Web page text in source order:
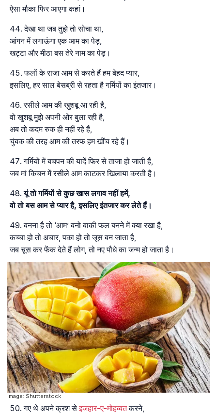
ऐसा मौका फिर आएगा कहां।
देखा था जब तुझे तो सोचा था,
आंगन में लगाऊंगा एक आम का पेड़,
खट्टा और मीठा बस तेरे नाम का पेड़।
फलों के राजा आम से करते हैं हम बेहद प्यार,
इसलिए, हर साल बेसब्री से रहता है गर्मियों का इंतजार।
रसीले आम की खुशबू आ रही है,
वो खुशबू मुझे अपनी ओर बुला रही है,
अब तो कदम रुक ही नहीं रहे हैं,
चुंबक की तरह आम की तरफ हम खींच रहे हैं।
गर्मियों में बचपन की यादें फिर से ताजा हो जाती हैं,
जब मां किचन में रसीले आम काटकर खिलाया करती है।
यूं तो गर्मियों से कुछ खास लगाव नहीं हमें,
वो तो बस आम से प्यार है, इसलिए इंतजार कर लेते हैं।
बनना है तो ‘आम’ बनो बाकी फल बनने में क्या रखा है,
कच्चा हो तो अचार, पका हो तो जूस बन जाता है,
जब चूस कर फेंक देते हैं लोग, तो नए पौधे का जन्म हो जाता है।
Image: Shutterstock
गए थे अपने क्रश सेइजहार-ए-मोहब्बतकरने,